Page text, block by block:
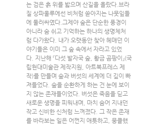
는 검은 흙 위를 밟으며 산길을 올랐다.브라
질 상파울루에선 비처럼 쏟아지는 나뭇잎들
에 둘러싸였다.그제야 숲은 단순한 풍경이
아니라 숨 쉬고 기억하는 하나의 생명체처
럼 다가왔다. 내가 오랫동안 찾아 헤매던 이
야기들은 이미 그 숲 속에서 자라고 있었
다. 지난해 『다섯 발자국 숲, 황금 곰팡이』(국
립현대미술관 제작지원, 아트북프레스 제
작)를 만들며 숲과 버섯의 세계에 더 깊이 빠
져들었다. 숲을 순환하게 하는 건 눈에 보이
지 않는 존재들이었다. 버섯은 죽음을 딛고
새로운 생명을 피워내며, 마치 숨어 지내던
작고 신비한 신처럼 느껴졌다. 그 작은 존재
를 바라보는 일은 어쩐지 애틋하고, 뭉클했